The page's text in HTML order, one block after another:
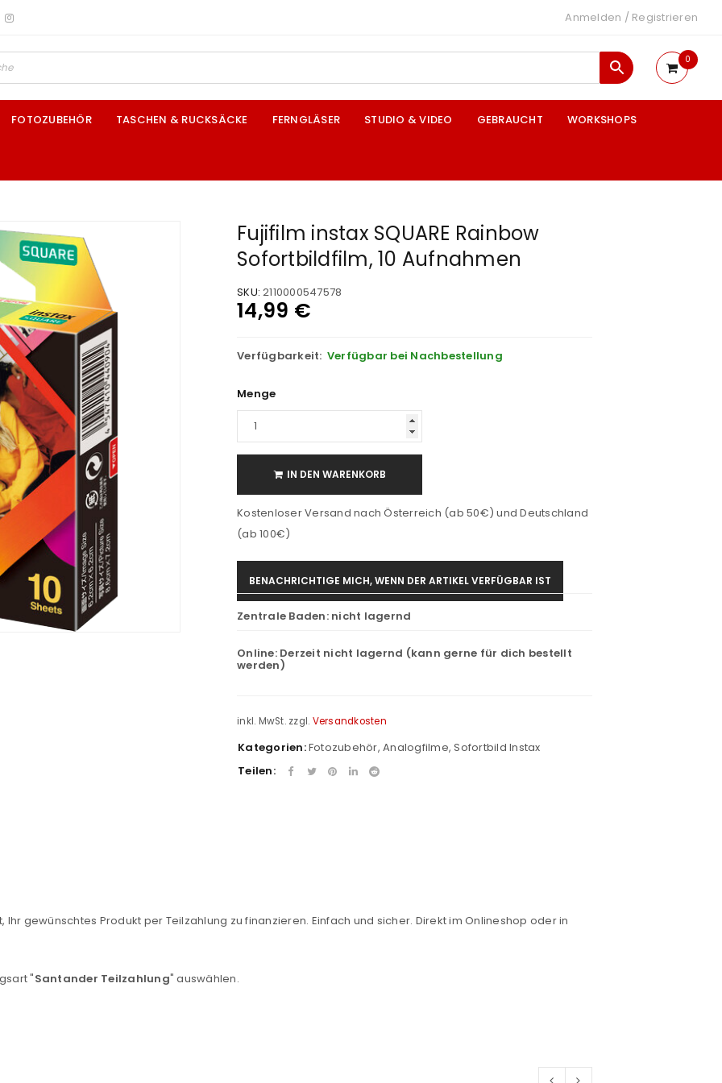
REGISTRIEREN
Anmelden / Registrieren
0
FOTOZUBEHÖR TASCHEN & RUCKSÄCKE FERNGLÄSER STUDIO & VIDEO GEBRAUCHT WORKSHOPS
Fujifilm instax SQUARE Rainbow
Sofortbildfilm, 10 Aufnahmen
SKU: 2110000547578
14,99 €
Verfügbarkeit: Verfügbar bei Nachbestellung
Menge
IN DEN WARENKORB
Kostenloser Versand nach Österreich (ab 50€) und Deutschland
(ab 100€)
BENACHRICHTIGE MICH, WENN DER ARTIKEL VERFÜGBAR IST
Zentrale Baden: nicht lagernd
Online: Derzeit nicht lagernd (kann gerne für dich bestellt
werden)
inkl. MwSt. zzgl. Versandkosten
Kategorien:Fotozubehör, Analogfilme,Sofortbild Instax
Teilen:
gewünschtes Produkt per Teilzahlung zu finanzieren. Einfach und sicher. Direkt im Onlineshop oder in
"Santander Teilzahlung" auswählen.